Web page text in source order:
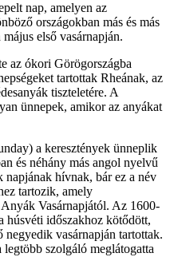
nap, amelyen az
országokban más és más
első vasárnapján.
az ókori Görögországba
tartottak Rheának, az
tiszteletére. A
ünnepek, amikor az anyákat
a keresztények ünneplik
és néhány más angol nyelvű
hívnak, bár ez a név
tartozik, amely
Vasárnapjától. Az 1600-
húsvéti időszakhoz kötődött,
vasárnapján tartottak.
szolgáló meglátogatta